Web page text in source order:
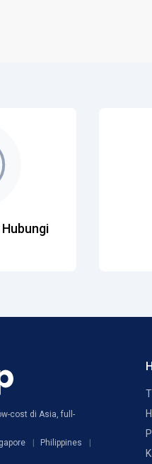
cost di Asia, full-
Philippines